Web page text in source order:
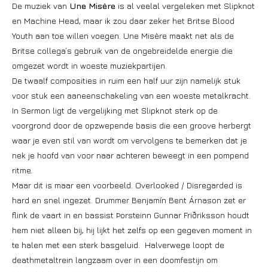
De muziek van Une Misère is al veelal vergeleken met Slipknot
en Machine Head, maar ik zou daar zeker het Britse Blood
Youth aan toe willen voegen. Une Misère maakt net als de
Britse collega’s gebruik van de ongebreidelde energie die
omgezet wordt in woeste muziekpartijen.
De twaalf composities in ruim een half uur zijn namelijk stuk
voor stuk een aaneenschakeling van een woeste metalkracht.
In Sermon ligt de vergelijking met Slipknot sterk op de
voorgrond door de opzwepende basis die een groove herbergt
waar je even stil van wordt om vervolgens te bemerken dat je
nek je hoofd van voor naar achteren beweegt in een pompend
ritme.
Maar dit is maar een voorbeeld. Overlooked / Disregarded is
hard en snel ingezet. Drummer Benjamín Bent Árnason zet er
flink de vaart in en bassist Þorsteinn Gunnar Friðriksson houdt
hem niet alleen bij, hij lijkt het zelfs op een gegeven moment in
te halen met een sterk basgeluid. Halverwege loopt de
deathmetaltrein langzaam over in een doomfestijn om